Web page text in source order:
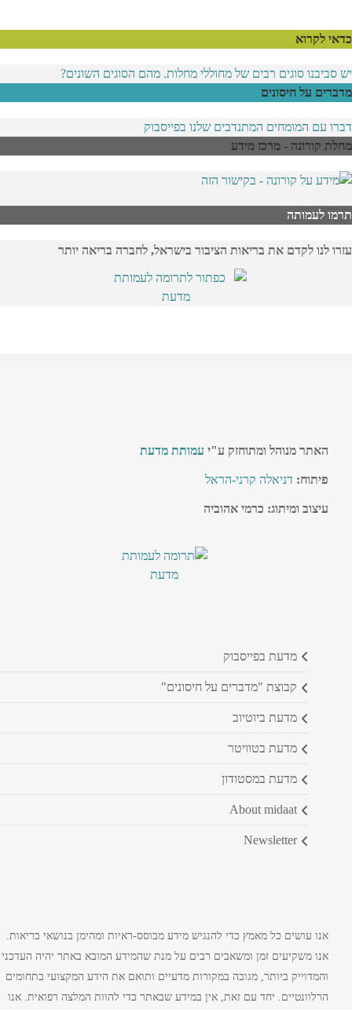
כדאי לקרוא
יש סביבנו סוגים רבים של מחוללי מחלות. מהם הסוגים השונים?
מדברים על חיסונים
דברו עם המומחים המתנדבים שלנו בפייסבוק
מחלת קורונה - מרכז מידע
תרמו לעמותה
עזרו לנו לקדם את בריאות הציבור בישראל, לחברה בריאה יותר
האתר מנוהל ומתוחזק ע"י עמותת מדעת
פיתוח: דניאלה קרני-הראל
עיצוב ומיתוג: כרמי אהוביה
מדעת בפייסבוק
קבוצת "מדברים על חיסונים"
מדעת ביוטיוב
מדעת בטוויטר
מדעת במסטודון
about midaat
newsletter
אנו עושים כל מאמץ כדי להנגיש מידע מבוסס-ראיות ומהימן בנושאי בריאות.
אנו משקיעים זמן ומשאבים רבים על מנת שהמידע המובא באתר יהיה העדכני
והמדוייק ביותר, מגובה במקורות מדעיים ותואם את הידע המקצועי בתחומים
הרלוונטיים. יחד עם זאת, אין במידע שבאתר כדי להוות המלצה רפואית. אנו